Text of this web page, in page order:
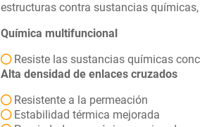
estructuras contra sustancias
Química multifuncional
Resiste las sustancias químicas
Alta densidad de enlaces cruzados
Resistente a la permeación
Estabilidad térmica mejorada